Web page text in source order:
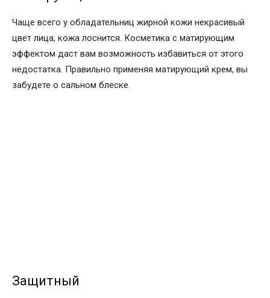
Чаще всего у обладательниц жирной кожи некрасивый
цвет лица, кожа лоснится. Косметика с матирующим
эффектом даст вам возможность избавиться от этого
недостатка. Правильно применяя матирующий крем, вы
забудете о сальном блеске.
Защитный